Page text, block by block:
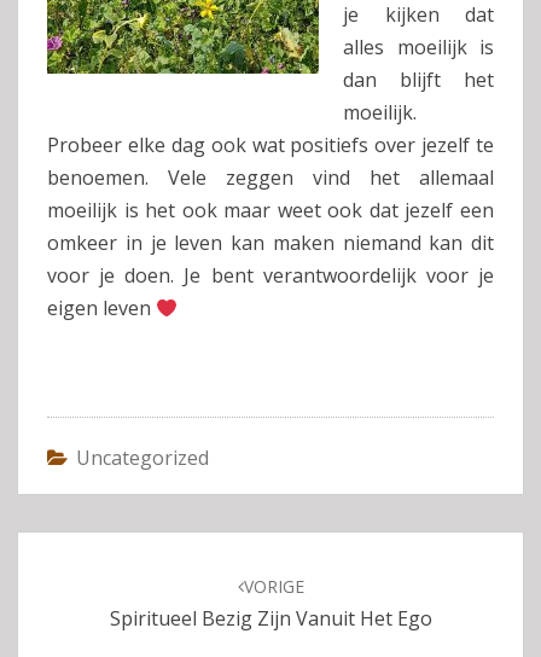
je kijken dat
alles moeilijk is
dan blijft het
moeilijk.
Probeer elke dag ook wat positiefs over jezelf te
benoemen. Vele zeggen vind het allemaal
moeilijk is het ook maar weet ook dat jezelf een
omkeer in je leven kan maken niemand kan dit
voor je doen. Je bent verantwoordelijk voor je
eigen leven
Uncategorized
VORIGE
Spiritueel Bezig Zijn Vanuit Het Ego